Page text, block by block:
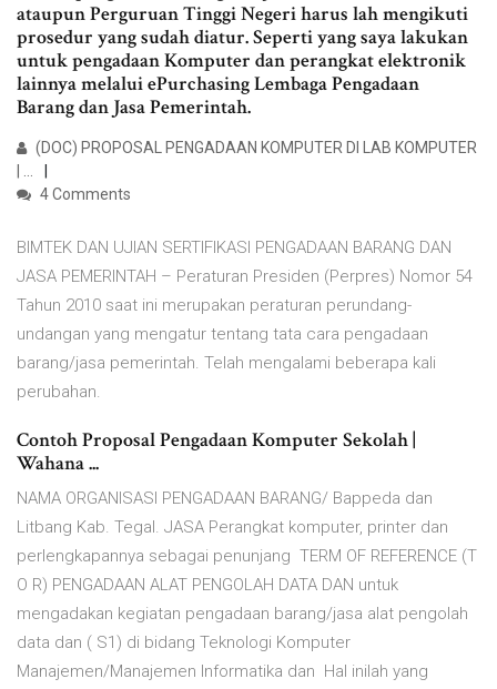
ataupun Perguruan Tinggi Negeri harus lah mengikuti
prosedur yang sudah diatur. Seperti yang saya lakukan
untuk pengadaan Komputer dan perangkat elektronik
lainnya melalui ePurchasing Lembaga Pengadaan
Barang dan Jasa Pemerintah.
(DOC) PROPOSAL PENGADAAN KOMPUTER DI LAB KOMPUTER
| …
4 Comments
BIMTEK DAN UJIAN SERTIFIKASI PENGADAAN BARANG DAN
JASA PEMERINTAH – Peraturan Presiden (Perpres) Nomor 54
Tahun 2010 saat ini merupakan peraturan perundang-
undangan yang mengatur tentang tata cara pengadaan
barang/jasa pemerintah. Telah mengalami beberapa kali
perubahan.
Contoh Proposal Pengadaan Komputer Sekolah |
Wahana ...
NAMA ORGANISASI PENGADAAN BARANG/ Bappeda dan
Litbang Kab. Tegal. JASA Perangkat komputer, printer dan
perlengkapannya sebagai penunjang TERM OF REFERENCE (T
O R) PENGADAAN ALAT PENGOLAH DATA DAN untuk
mengadakan kegiatan pengadaan barang/jasa alat pengolah
data dan ( S1) di bidang Teknologi Komputer
Manajemen/Manajemen Informatika dan Hal inilah yang